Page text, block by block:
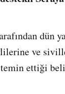
dün
ve
temin ettiği